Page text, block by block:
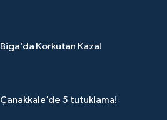
Biga’da Korkutan Kaza!
Çanakkale’de 5 tutuklama!